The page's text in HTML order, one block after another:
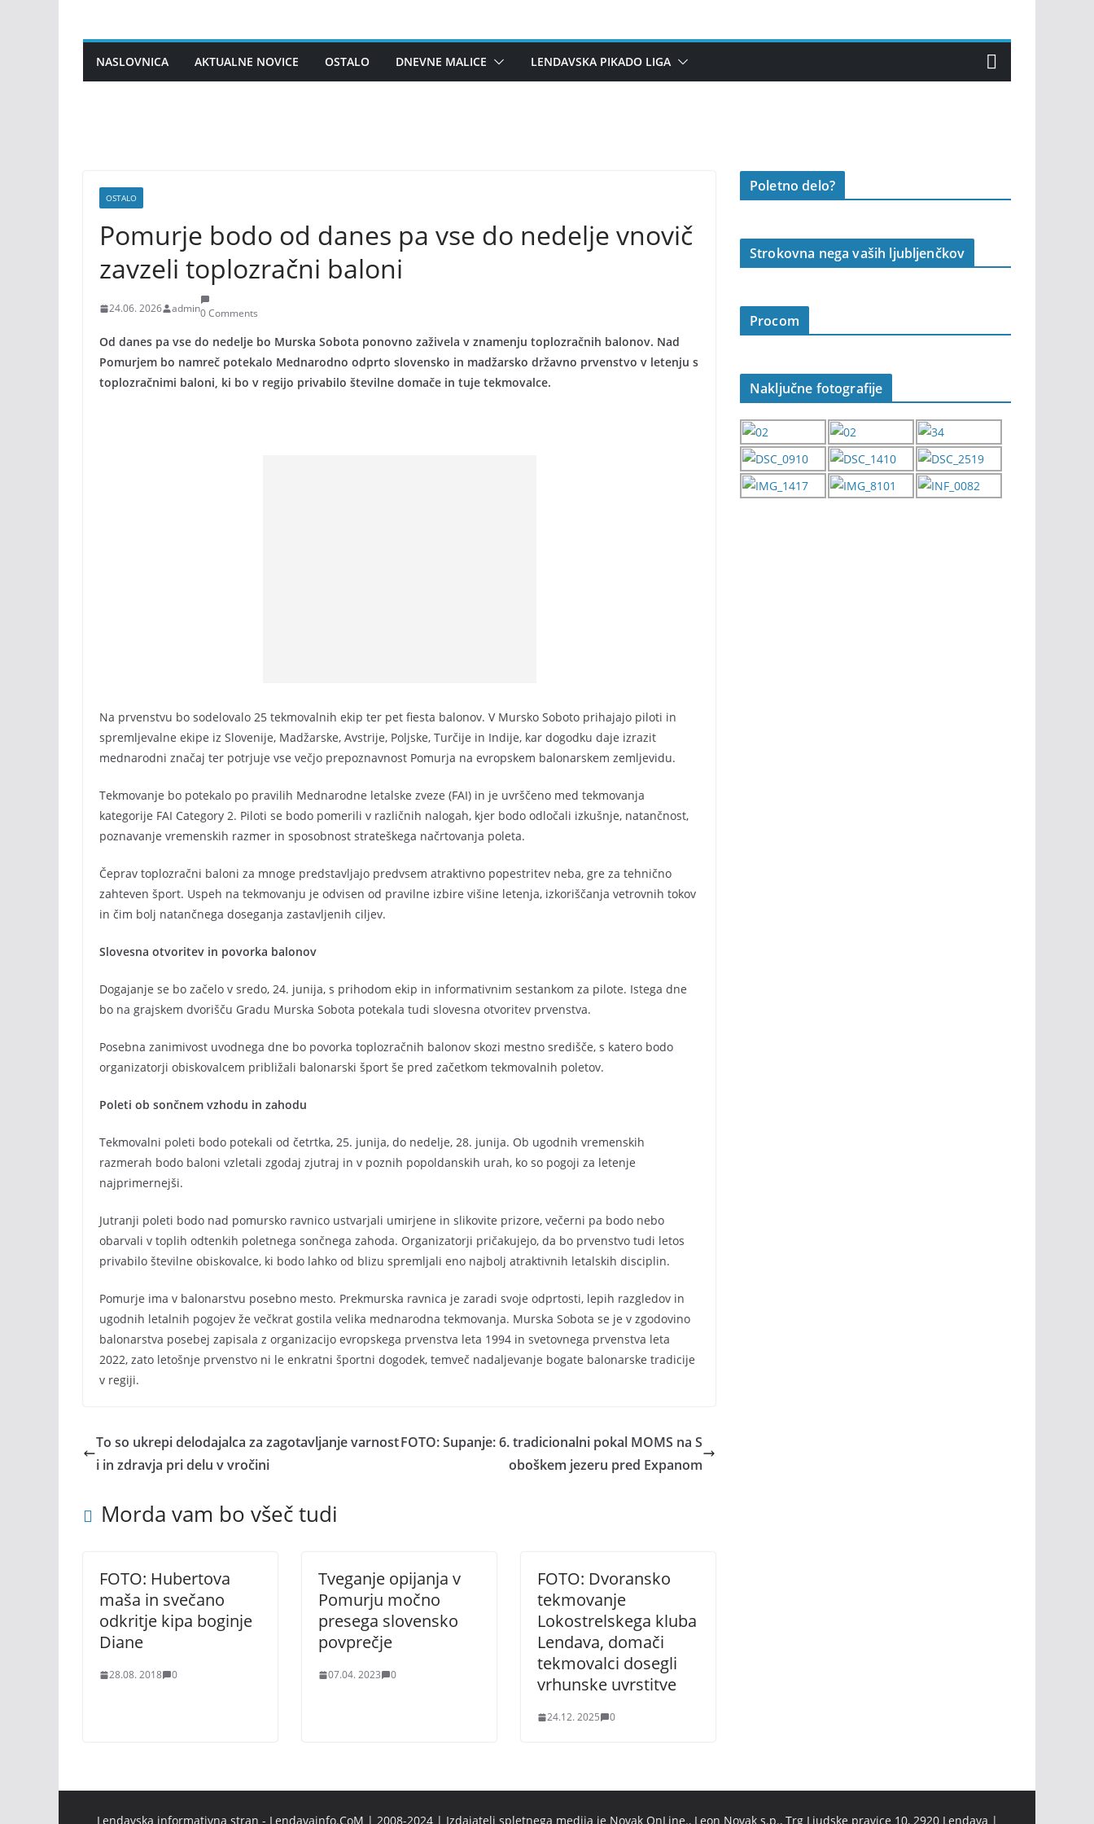
contentNASLOVNICA AKTUALNE NOVICE OSTALO DNEVNE MALICE LENDAVSKA PIKADO LIGA
OSTALO
Pomurje bodo od danes pa vse do nedelje vnovič
zavzeli toplozračni baloni
24.06. 2026 admin0 Comments
Od danes pa vse do nedelje bo Murska Sobota ponovno zaživela v znamenju toplozračnih balonov. Nad
Pomurjem bo namreč potekalo Mednarodno odprto slovensko in madžarsko državno prvenstvo v letenju s
toplozračnimi baloni, ki bo v regijo privabilo številne domače in tuje tekmovalce.
Na prvenstvu bo sodelovalo 25 tekmovalnih ekip ter pet fiesta balonov. V Mursko Soboto prihajajo piloti in
spremljevalne ekipe iz Slovenije, Madžarske, Avstrije, Poljske, Turčije in Indije, kar dogodku daje izrazit
mednarodni značaj ter potrjuje vse večjo prepoznavnost Pomurja na evropskem balonarskem zemljevidu.
Tekmovanje bo potekalo po pravilih Mednarodne letalske zveze (FAI) in je uvrščeno med tekmovanja
kategorije FAI Category 2. Piloti se bodo pomerili v različnih nalogah, kjer bodo odločali izkušnje, natančnost,
poznavanje vremenskih razmer in sposobnost strateškega načrtovanja poleta.
Čeprav toplozračni baloni za mnoge predstavljajo predvsem atraktivno popestritev neba, gre za tehnično
zahteven šport. Uspeh na tekmovanju je odvisen od pravilne izbire višine letenja, izkoriščanja vetrovnih tokov
in čim bolj natančnega doseganja zastavljenih ciljev.
Slovesna otvoritev in povorka balonov
Dogajanje se bo začelo v sredo, 24. junija, s prihodom ekip in informativnim sestankom za pilote. Istega dne
bo na grajskem dvorišču Gradu Murska Sobota potekala tudi slovesna otvoritev prvenstva.
Posebna zanimivost uvodnega dne bo povorka toplozračnih balonov skozi mestno središče, s katero bodo
organizatorji obiskovalcem približali balonarski šport še pred začetkom tekmovalnih poletov.
Poleti ob sončnem vzhodu in zahodu
Tekmovalni poleti bodo potekali od četrtka, 25. junija, do nedelje, 28. junija. Ob ugodnih vremenskih
razmerah bodo baloni vzletali zgodaj zjutraj in v poznih popoldanskih urah, ko so pogoji za letenje
najprimernejši.
Jutranji poleti bodo nad pomursko ravnico ustvarjali umirjene in slikovite prizore, večerni pa bodo nebo
obarvali v toplih odtenkih poletnega sončnega zahoda. Organizatorji pričakujejo, da bo prvenstvo tudi letos
privabilo številne obiskovalce, ki bodo lahko od blizu spremljali eno najbolj atraktivnih letalskih disciplin.
Pomurje ima v balonarstvu posebno mesto. Prekmurska ravnica je zaradi svoje odprtosti, lepih razgledov in
ugodnih letalnih pogojev že večkrat gostila velika mednarodna tekmovanja. Murska Sobota se je v zgodovino
balonarstva posebej zapisala z organizacijo evropskega prvenstva leta 1994 in svetovnega prvenstva leta
2022, zato letošnje prvenstvo ni le enkratni športni dogodek, temveč nadaljevanje bogate balonarske tradicije
v regiji.
To so ukrepi delodajalca za zagotavljanje varnost
i in zdravja pri delu v vročini
FOTO: Supanje: 6. tradicionalni pokal MOMS na S
oboškem jezeru pred Expanom
Morda vam bo všeč tudi
FOTO: Hubertova
maša in svečano
odkritje kipa boginje
Diane
28.08. 2018 0
Tveganje opijanja v
Pomurju močno
presega slovensko
povprečje
07.04. 2023 0
FOTO: Dvoransko
tekmovanje
Lokostrelskega kluba
Lendava, domači
tekmovalci dosegli
vrhunske uvrstitve
24.12. 2025 0
Poletno delo?
Strokovna nega vaših ljubljenčkov
Procom
Naključne fotografije
Lendavska informativna stran - Lendavainfo.CoM | 2008-2024 | Izdajatelj spletnega medija je Novak OnLine., Leon Novak s.p., Trg Ljudske pravice 10, 2920 Lendava |